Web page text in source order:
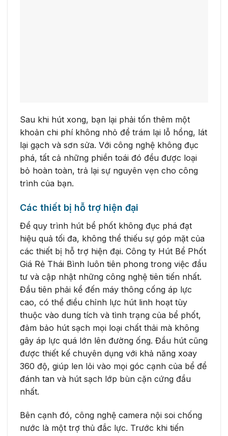
Sau khi hút xong, bạn lại phải tốn thêm một
khoản chi phí không nhỏ để trám lại lỗ hổng, lát
lại gạch và sơn sửa. Với công nghệ không đục
phá, tất cả những phiền toái đó đều được loại
bỏ hoàn toàn, trả lại sự nguyên vẹn cho công
trình của bạn.
Các thiết bị hỗ trợ hiện đại
Để quy trình hút bể phốt không đục phá đạt
hiệu quả tối đa, không thể thiếu sự góp mặt của
các thiết bị hỗ trợ hiện đại. Công ty Hút Bể Phốt
Giá Rẻ Thái Bình luôn tiên phong trong việc đầu
tư và cập nhật những công nghệ tiên tiến nhất.
Đầu tiên phải kể đến máy thông cống áp lực
cao, có thể điều chỉnh lực hút linh hoạt tùy
thuộc vào dung tích và tình trạng của bể phốt,
đảm bảo hút sạch mọi loại chất thải mà không
gây áp lực quá lớn lên đường ống. Đầu hút cũng
được thiết kế chuyên dụng với khả năng xoay
360 độ, giúp len lỏi vào mọi góc cạnh của bể để
đánh tan và hút sạch lớp bùn cặn cứng đầu
nhất.
Bên cạnh đó, công nghệ camera nội soi chống
nước là một trợ thủ đắc lực. Trước khi tiến